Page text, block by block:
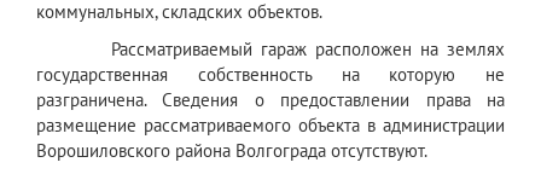
коммунальных, складских объектов.
Рассматриваемый гараж расположен на землях
государственная собственность на которую не
разграничена. Сведения о предоставлении права на
размещение рассматриваемого объекта в администрации
Ворошиловского района Волгограда отсутствуют.